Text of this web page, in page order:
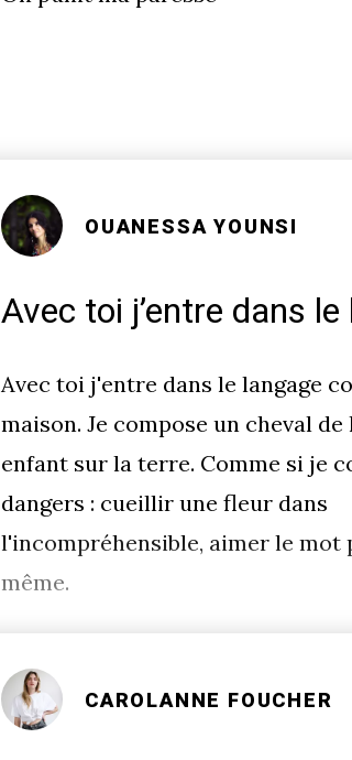
OUANESSA YOUNSI
Avec toi j’entre dans
Avec toi j'entre dans le langage
maison. Je compose un cheval
enfant sur la terre. Comme si je
dangers : cueillir une fleur dans
l'incompréhensible, aimer le mot
même.
CAROLANNE FOUCHER